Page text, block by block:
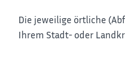
Die jeweilige örtliche
Ihrem Stadt- oder